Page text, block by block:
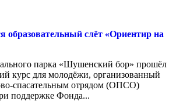
образовательный слёт «Ориентир на
парка «Шушенский бор» прошёл
курс для молодёжи, организованный
спасательным отрядом (ОПСО)
поддержке Фонда...